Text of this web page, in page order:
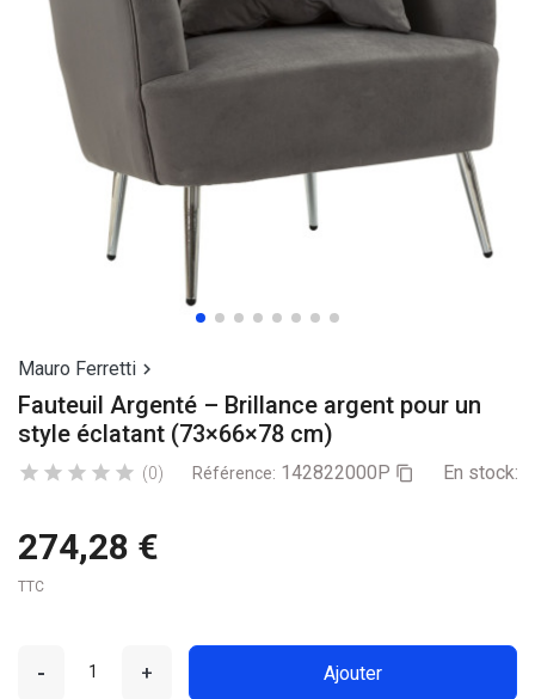
Mauro Ferretti 
Fauteuil Argenté – Brillance argent pour un
style éclatant (73×66×78 cm)
     (0) Référence: 142822000P  En stock:
274,28 €
TTC
- + Ajouter